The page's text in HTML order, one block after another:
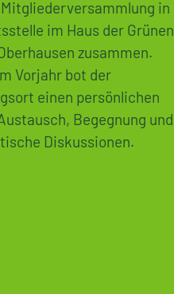
in
im Haus der Grünen
zusammen.
Vorjahr bot der
einen persönlichen
Begegnung und
Diskussionen.